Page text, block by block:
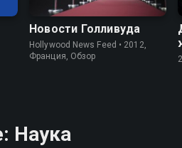
Новости Голливуда
Hollywood News Feed • 2012,
Франция, Обзор
Наука